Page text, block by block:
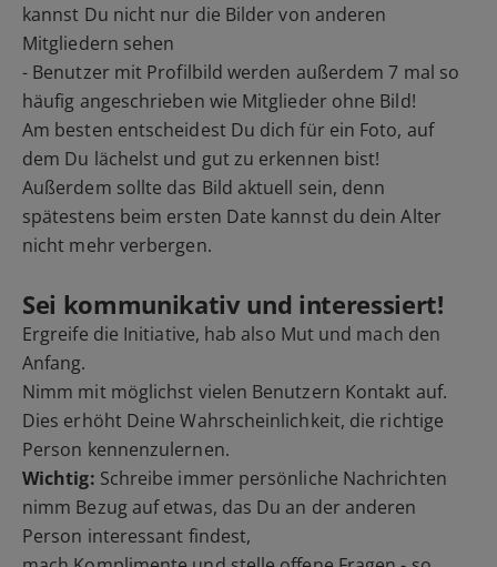
kannst Du nicht nur die Bilder von anderen
Mitgliedern sehen
- Benutzer mit Profilbild werden außerdem 7 mal so
häufig angeschrieben wie Mitglieder ohne Bild!
Am besten entscheidest Du dich für ein Foto, auf
dem Du lächelst und gut zu erkennen bist!
Außerdem sollte das Bild aktuell sein, denn
spätestens beim ersten Date kannst du dein Alter
nicht mehr verbergen.
Sei kommunikativ und interessiert!
Ergreife die Initiative, hab also Mut und mach den
Anfang.
Nimm mit möglichst vielen Benutzern Kontakt auf.
Dies erhöht Deine Wahrscheinlichkeit, die richtige
Person kennenzulernen.
Wichtig: Schreibe immer persönliche Nachrichten
nimm Bezug auf etwas, das Du an der anderen
Person interessant findest,